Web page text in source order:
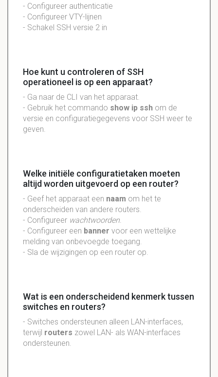
- Configureer authenticatie
- Configureer VTY-lijnen
- Schakel SSH versie 2 in
Hoe kunt u controleren of SSH
operationeel is op een apparaat?
- Ga naar de CLI van het apparaat.
- Gebruik het commando show ip ssh om de
versie en configuratiegegevens voor SSH weer te
geven.
Welke initiële configuratietaken moeten
altijd worden uitgevoerd op een router?
- Geef het apparaat een naam om het te
onderscheiden van andere routers.
- Configureer wachtwoorden.
- Configureer een banner voor een wettelijke
melding van onbevoegde toegang.
- Sla de wijzigingen op een router op.
Wat is een onderscheidend kenmerk tussen
switches en routers?
- Switches ondersteunen alleen LAN-interfaces,
terwijl routers zowel LAN- als WAN-interfaces
ondersteunen.